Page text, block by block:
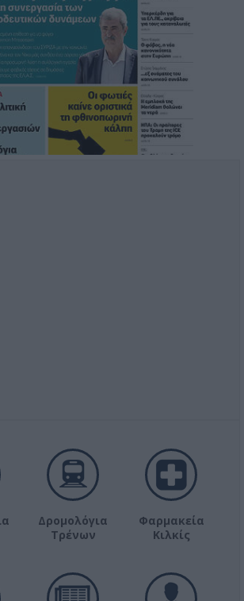
Δρομολόγια
Τρένων
Φαρμακεία
Κιλκίς